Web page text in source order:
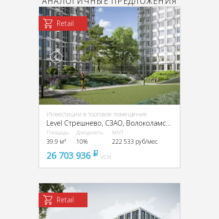
Retail
Инвестиции в торговое помещение
Level Стрешнево, CЗАО, Волоколамское ш., 81, кор. 2
Площадь
39.9 м²
Доходность
10%
МАП
222 533 руб/мес
26 703 936 pуб
УСН
Retail